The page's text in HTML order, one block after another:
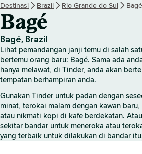
a
a
m
a
T
n
d
e
r
Destinasi Brazil Rio Grande do Sul Bagé
Bagé
Bagé, Brazil
Lihat pemandangan janji temu di salah
bertemu orang baru: Bagé. Sama ada
hanya melawat, di Tinder, anda akan
tempatan berhampiran anda.
Gunakan Tinder untuk padan dengan
minat, terokai malam dengan kawan
atau nikmati kopi di kafe berdekatan.
sekitar bandar untuk meneroka atau
yang terbaik untuk dilakukan di bandar